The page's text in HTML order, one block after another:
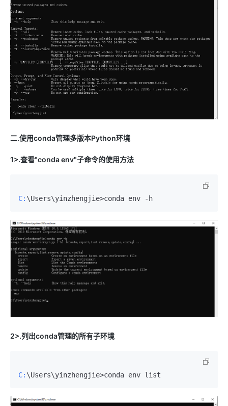
二.使用conda管理多版本Python环境
1>.查看"conda env"子命令的使用方法
C:
2>.列出conda管理的所有子环境
C: